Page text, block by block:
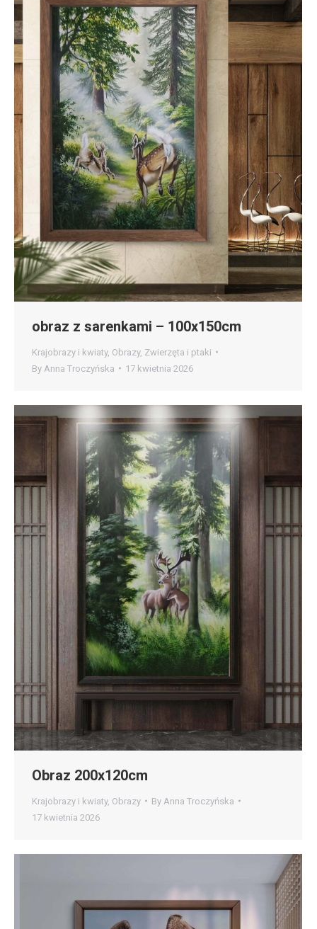
obraz z sarenkami – 100x150cm
Krajobrazy i kwiaty, Obrazy, Zwierzęta i ptaki
By Anna Troczyńska 17 kwietnia 2026
Obraz 200x120cm
Krajobrazy i kwiaty, Obrazy By Anna Troczyńska
17 kwietnia 2026